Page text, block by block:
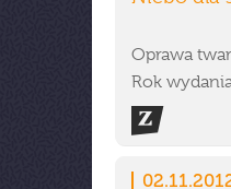
Oprawa
Rok